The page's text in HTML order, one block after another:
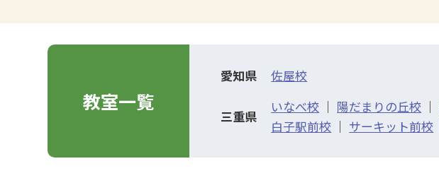
教室一覧
愛知県 佐屋校
三重県
いなべ校 ｜ 陽だまりの丘校 ｜
白子駅前校 ｜ サーキット前校